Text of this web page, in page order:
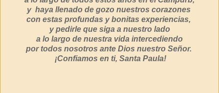
y haya llenado de gozo nuestros corazones
con estas profundas y bonitas experiencias,
y pedirle que siga a nuestro lado
a lo largo de nuestra vida intercediendo
por todos nosotros ante Dios nuestro Señor.
¡Confiamos en ti, Santa Paula!